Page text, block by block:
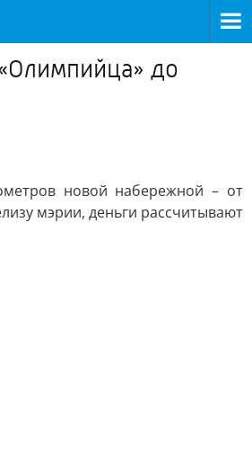
до
новой набережной – от
мэрии, деньги рассчитывают